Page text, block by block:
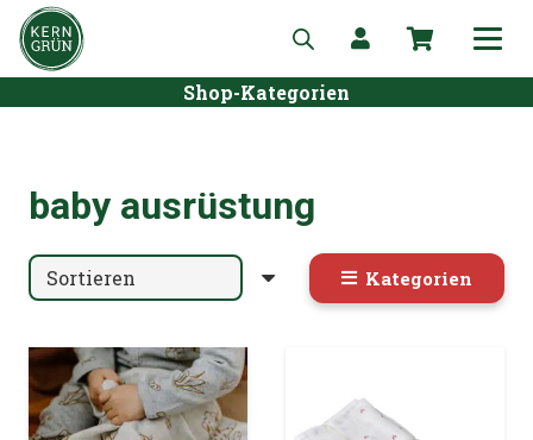
Shop-Kategorien
baby ausrüstung
Kategorien